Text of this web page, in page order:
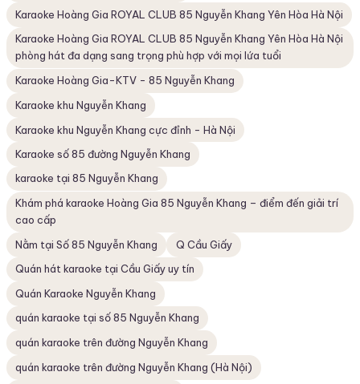
Karaoke Hoàng Gia ROYAL CLUB 85 Nguyễn Khang Yên Hòa Hà Nội
Karaoke Hoàng Gia ROYAL CLUB 85 Nguyễn Khang Yên Hòa Hà Nội
phòng hát đa dạng sang trọng phù hợp với mọi lứa tuổi
Karaoke Hoàng Gia-KTV - 85 Nguyễn Khang
Karaoke khu Nguyễn Khang
Karaoke khu Nguyễn Khang cực đỉnh - Hà Nội
Karaoke số 85 đường Nguyễn Khang
karaoke tại 85 Nguyễn Khang
Khám phá karaoke Hoàng Gia 85 Nguyễn Khang – điểm đến giải trí
cao cấp
Nằm tại Số 85 Nguyễn Khang
Q Cầu Giấy
Quán hát karaoke tại Cầu Giấy uy tín
Quán Karaoke Nguyễn Khang
quán karaoke tại số 85 Nguyễn Khang
quán karaoke trên đường Nguyễn Khang
quán karaoke trên đường Nguyễn Khang (Hà Nội)